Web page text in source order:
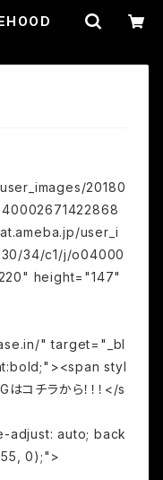
20180
user_i
34/c1/j/o04000
height="147"
" target="_bl
styl
チラから！！！</s
adjust: auto; back
0);">